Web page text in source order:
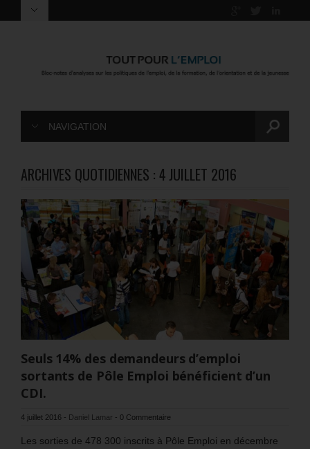
NAVIGATION
ARCHIVES QUOTIDIENNES : 4 JUILLET 2016
Seuls 14% des demandeurs d’emploi
sortants de Pôle Emploi bénéficient d’un
CDI.
4 juillet 2016 - Daniel Lamar - 0 Commentaire
Les sorties de 478 300 inscrits à Pôle Emploi en décembre